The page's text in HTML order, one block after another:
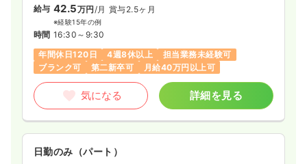
時間 16:00～10:00（休憩120分）
ブランク可
気になる 詳細を見る
訪問看護 正看護師 一般病院
一時募集休止
給与 42.5万円/月 賞与2.5ヶ月
※経験15年の例
時間 16:30～9:30
年間休日120日
4週8休以上
担当業務未経験可
ブランク可
第二新卒可 月給40万円以上可
気になる 詳細を見る
日勤のみ（パート）